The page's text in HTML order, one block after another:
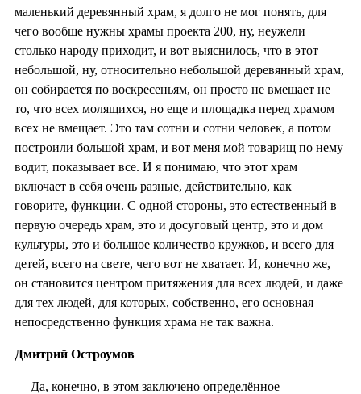
маленький деревянный храм, я долго не мог понять, для
чего вообще нужны храмы проекта 200, ну, неужели
столько народу приходит, и вот выяснилось, что в этот
небольшой, ну, относительно небольшой деревянный храм,
он собирается по воскресеньям, он просто не вмещает не
то, что всех молящихся, но еще и площадка перед храмом
всех не вмещает. Это там сотни и сотни человек, а потом
построили большой храм, и вот меня мой товарищ по нему
водит, показывает все. И я понимаю, что этот храм
включает в себя очень разные, действительно, как
говорите, функции. С одной стороны, это естественный в
первую очередь храм, это и досуговый центр, это и дом
культуры, это и большое количество кружков, и всего для
детей, всего на свете, чего вот не хватает. И, конечно же,
он становится центром притяжения для всех людей, и даже
для тех людей, для которых, собственно, его основная
непосредственно функция храма не так важна.
Дмитрий Остроумов
— Да, конечно, в этом заключено определённое